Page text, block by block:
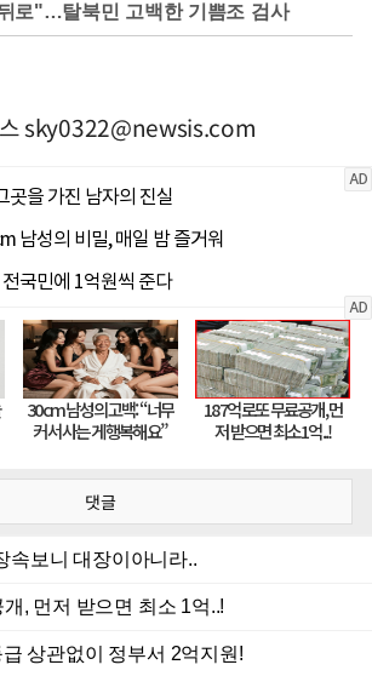
로"…탈북민 고백한 기쁨조 검사
sky0322@newsis.com
댓글